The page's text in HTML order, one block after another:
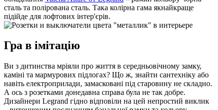
сталь та полірована сталь. Така колірна гама якнайкраще
підійде для лофтових інтер'єрів.
Гра в імітацію
Ви з дитинства мріяли про життя в середньовічному замку,
каміні та мармурових підлогах? Що ж, знайти сантехніку або
навіть електроприлади, замасковані під старовину не складно.
А ось з розетками донедавна справа була не так добре.
Дизайнери Legrand гідно відповіли на цей непростий виклик